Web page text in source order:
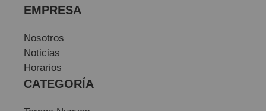
EMPRESA
Nosotros
Noticias
Horarios
CATEGORÍA